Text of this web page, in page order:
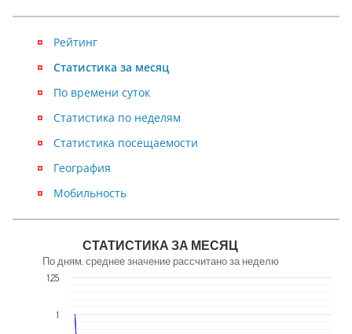
Рейтинг
Статистика посещаемости
Статистика за месяц
География
По времени суток
Мобильность
Статистика по неделям
СТАТИСТИКА ЗА МЕСЯЦ
По дням, среднее значение рассчитано за неделю
1
1,25